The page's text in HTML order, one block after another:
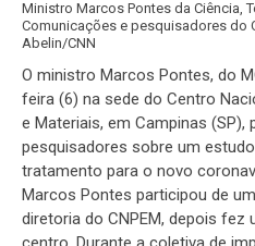
Ministro Marcos Pontes da Ciência,
Comunicações e pesquisadores do
Abelin/CNN
O ministro Marcos Pontes, do
feira (6) na sede do Centro
e Materiais, em Campinas (SP),
pesquisadores sobre um
tratamento para o novo
Marcos Pontes participou de
diretoria do CNPEM, depois